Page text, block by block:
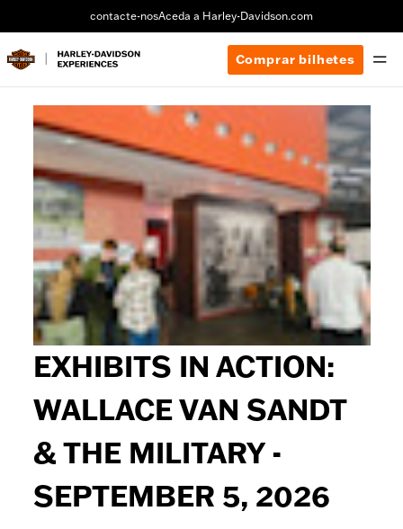
contacte-nosAceda a Harley-Davidson.com
Comprar bilhetes
EXHIBITS IN ACTION:
WALLACE VAN SANDT
& THE MILITARY -
SEPTEMBER 5, 2026